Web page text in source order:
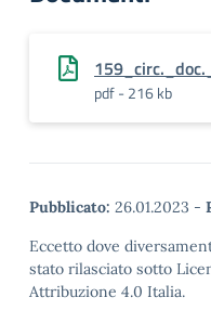
pdf - 216 kb
Pubblicato: 26.01.2023 -
Eccetto dove
stato rilasciato sotto
Attribuzione 4.0 Italia.